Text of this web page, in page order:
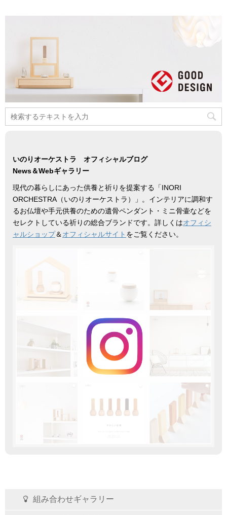
いのりオーケストラ オフィシャルブログ
News＆Webギャラリー
現代の暮らしにあった供養と祈りを提案する「INORI
ORCHESTRA（いのりオーケストラ）」。インテリアに調和す
るお仏壇や手元供養のための遺骨ペンダント・ミニ骨壷などを
セレクトしている祈りの総合ブランドです。詳しくはオフィシ
ャルショップ＆ オフィシャルサイト をご覧ください。
組み合わせギャラリー